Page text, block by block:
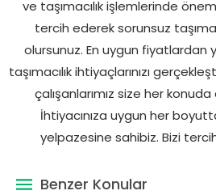
ve taşımacılık işlemlerinde
tercih ederek sorunsuz
olursunuz. En uygun fiyatlardan
taşımacılık ihtiyaçlarınızı
çalışanlarımız size her
İhtiyacınıza uygun her
yelpazesine sahibiz. Bizi tercih
Benzer Konular